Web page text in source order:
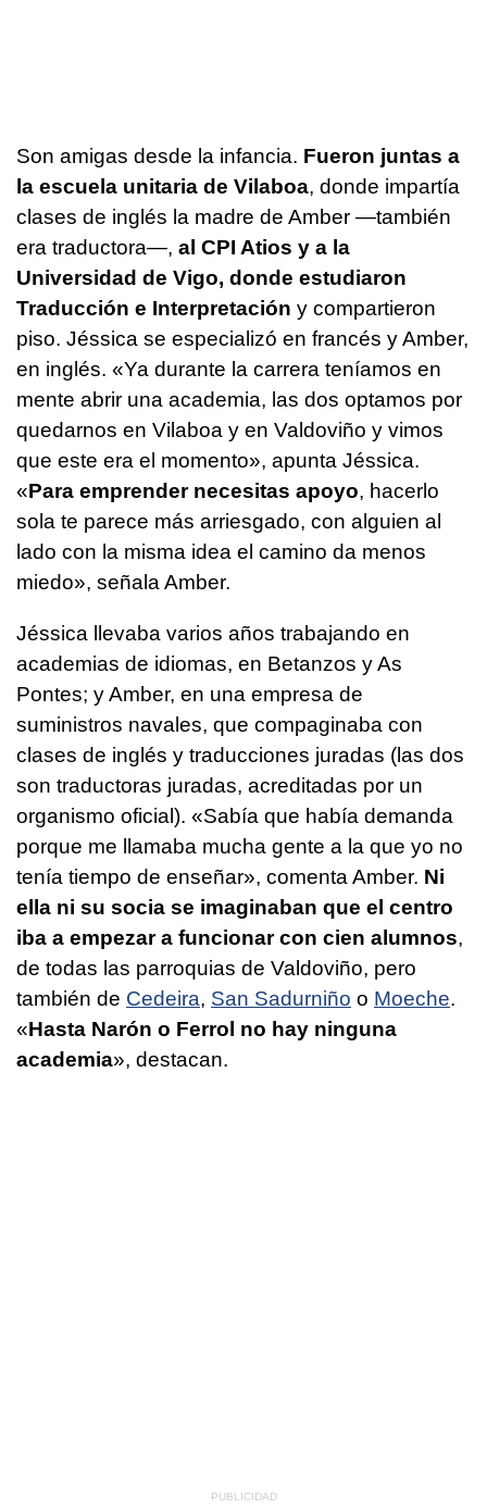
Son amigas desde la infancia. Fueron juntas a
la escuela unitaria de Vilaboa, donde impartía
clases de inglés la madre de Amber —también
era traductora—, al CPI Atios y a la
Universidad de Vigo, donde estudiaron
Traducción e Interpretación y compartieron
piso. Jéssica se especializó en francés y Amber,
en inglés. «Ya durante la carrera teníamos en
mente abrir una academia, las dos optamos por
quedarnos en Vilaboa y en Valdoviño y vimos
que este era el momento», apunta Jéssica.
«Para emprender necesitas apoyo, hacerlo
sola te parece más arriesgado, con alguien al
lado con la misma idea el camino da menos
miedo», señala Amber.
Jéssica llevaba varios años trabajando en
academias de idiomas, en Betanzos y As
Pontes; y Amber, en una empresa de
suministros navales, que compaginaba con
clases de inglés y traducciones juradas (las dos
son traductoras juradas, acreditadas por un
organismo oficial). «Sabía que había demanda
porque me llamaba mucha gente a la que yo no
tenía tiempo de enseñar», comenta Amber. Ni
ella ni su socia se imaginaban que el centro
iba a empezar a funcionar con cien alumnos,
de todas las parroquias de Valdoviño, pero
también de Cedeira, San Sadurniño o Moeche.
«Hasta Narón o Ferrol no hay ninguna
academia», destacan.